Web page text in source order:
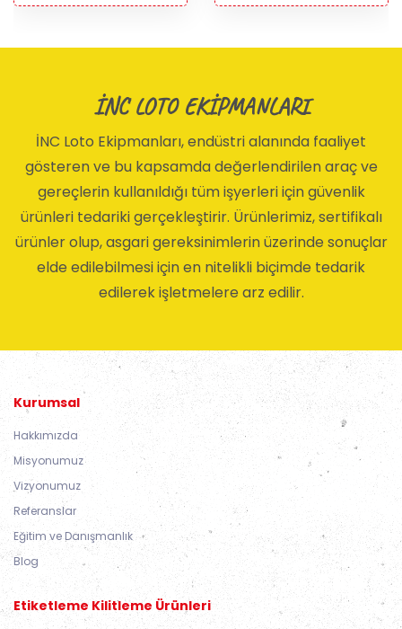
İNC LOTO EKİPMANLARI
İNC Loto Ekipmanları, endüstri alanında faaliyet
gösteren ve bu kapsamda değerlendirilen araç ve
gereçlerin kullanıldığı tüm işyerleri için güvenlik
ürünleri tedariki gerçekleştirir. Ürünlerimiz, sertifikalı
ürünler olup, asgari gereksinimlerin üzerinde sonuçlar
elde edilebilmesi için en nitelikli biçimde tedarik
edilerek işletmelere arz edilir.
Kurumsal
Hakkımızda
Misyonumuz
Vizyonumuz
Referanslar
Eğitim ve Danışmanlık
Blog
Etiketleme Kilitleme Ürünleri